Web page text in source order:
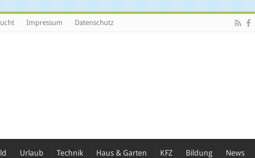
Impressum Datenschutz
Urlaub Technik Haus & Garten KFZ Bildung News